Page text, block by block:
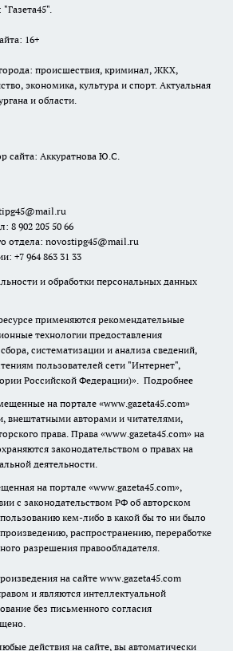
16+
происшествия, криминал, ЖКХ,
экономика, культура и спорт. Актуальная
и области.
сайта: Аккуратнова Ю.С.
8 902 205 50 66
отдела: novostipg45@mail.ru
+7 964 863 31 33
и обработки персональных данных
применяются рекомендательные
технологии предоставления
систематизации и анализа сведений,
пользователей сети "Интернет",
Российской Федерации)». Подробнее
на портале «www.gazeta45.com»
внештатными авторами и читателями,
права. Права «www.gazeta45.com» на
законодательством о правах на
деятельности.
на портале «www.gazeta45.com»,
с законодательством РФ об авторском
кем-либо в какой бы то ни было
распространению, переработке
разрешения правообладателя.
на сайте www.gazeta45.com
и являются интеллектуальной
без письменного согласия
действия на сайте, вы автоматически